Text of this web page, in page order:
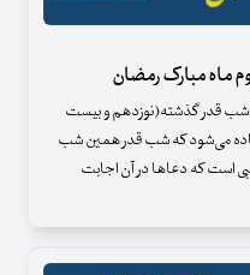
ماه مبارک رمضان
قدر گذشته(نوزدهم و بیست
می‌شود که شب قدر همین شب
است که دعاها در آن اجابت